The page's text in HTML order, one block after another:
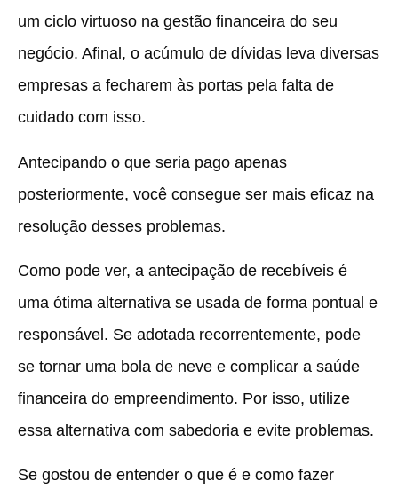
um ciclo virtuoso na gestão financeira do seu
negócio. Afinal, o acúmulo de dívidas leva diversas
empresas a fecharem às portas pela falta de
cuidado com isso.
Antecipando o que seria pago apenas
posteriormente, você consegue ser mais eficaz na
resolução desses problemas.
Como pode ver, a antecipação de recebíveis é
uma ótima alternativa se usada de forma pontual e
responsável. Se adotada recorrentemente, pode
se tornar uma bola de neve e complicar a saúde
financeira do empreendimento. Por isso, utilize
essa alternativa com sabedoria e evite problemas.
Se gostou de entender o que é e como fazer